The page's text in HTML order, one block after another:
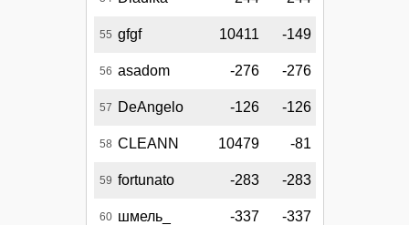
55 gfgf 10411 -149
56 asadom -276 -276
57 DeAngelo -126 -126
58 CLEANN 10479 -81
59 fortunato -283 -283
60 шмель_ -337 -337